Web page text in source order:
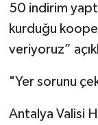
50 indirim
kurduğu
veriyoruz”
"Yer sorunu
Antalya Valisi